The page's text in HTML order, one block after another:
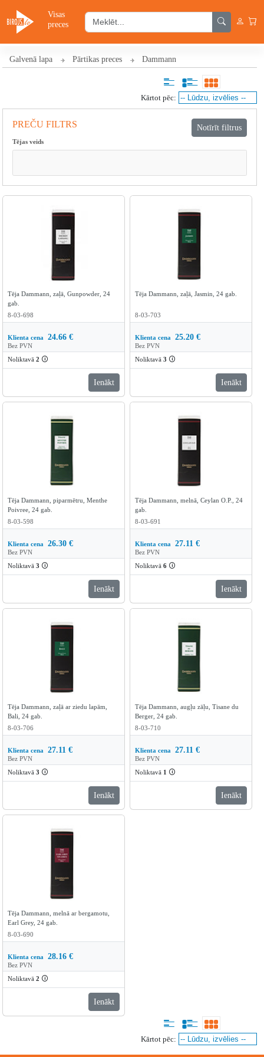
Visas
preces
Galvenā lapa Pārtikas preces Dammann
Kārtot pēc:
PREČU FILTRS
Tējas veids
Tēja Dammann, zaļā, Gunpowder, 24
gab.
8-03-698
Klienta cena 24.66 €
Bez PVN
Noliktavā 2 🛈
Ienākt
Tēja Dammann, zaļā, Jasmin, 24 gab.
8-03-703
Klienta cena 25.20 €
Bez PVN
Noliktavā 3 🛈
Ienākt
Tēja Dammann, piparmētru, Menthe
Poivree, 24 gab.
8-03-598
Klienta cena 26.30 €
Bez PVN
Noliktavā 3 🛈
Ienākt
Tēja Dammann, melnā, Ceylan O.P., 24
gab.
8-03-691
Klienta cena 27.11 €
Bez PVN
Noliktavā 6 🛈
Ienākt
Tēja Dammann, zaļā ar ziedu lapām,
Bali, 24 gab.
8-03-706
Klienta cena 27.11 €
Bez PVN
Noliktavā 3 🛈
Ienākt
Tēja Dammann, augļu zāļu, Tisane du
Berger, 24 gab.
8-03-710
Klienta cena 27.11 €
Bez PVN
Noliktavā 1 🛈
Ienākt
Tēja Dammann, melnā ar bergamotu,
Earl Grey, 24 gab.
8-03-690
Klienta cena 28.16 €
Bez PVN
Noliktavā 2 🛈
Ienākt
Kārtot pēc: